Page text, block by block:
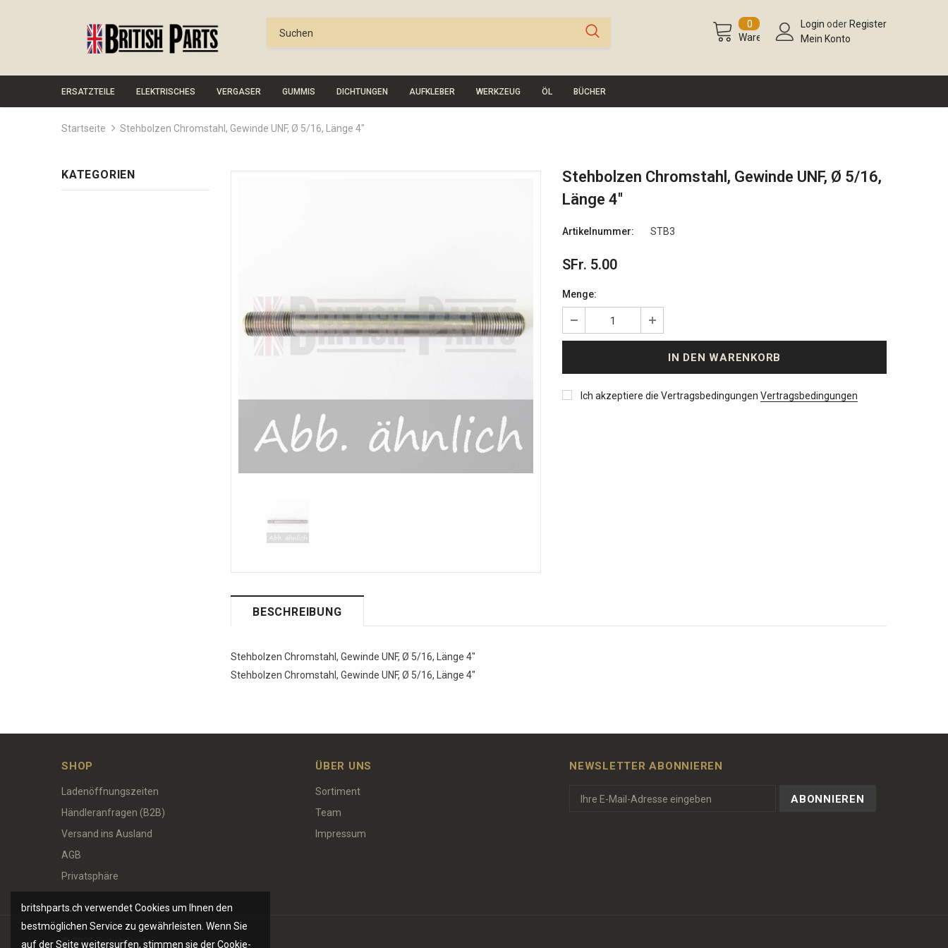
0
Warenkorb
Login oder Register
Mein Konto
ERSATZTEILE ELEKTRISCHES VERGASER GUMMIS DICHTUNGEN AUFKLEBER WERKZEUG ÖL BÜCHER
Startseite Stehbolzen Chromstahl, Gewinde UNF, Ø 5/16, Länge 4"
KATEGORIEN
Stehbolzen Chromstahl, Gewinde UNF, Ø 5/16,
Länge 4"
Artikelnummer: STB3
SFr. 5.00
Menge:
Ich akzeptiere die Vertragsbedingungen Vertragsbedingungen
BESCHREIBUNG
Stehbolzen Chromstahl, Gewinde UNF, Ø 5/16, Länge 4"
Stehbolzen Chromstahl, Gewinde UNF, Ø 5/16, Länge 4"
britshparts.ch verwendet Cookies um Ihnen den
bestmöglichen Service zu gewährleisten. Wenn Sie
auf der Seite weitersurfen, stimmen sie der Cookie-
SHOP
Ladenöffnungszeiten
Händleranfragen (B2B)
Versand ins Ausland
AGB
Privatsphäre
ÜBER UNS
Sortiment
Team
Impressum
NEWSLETTER ABONNIEREN
© 2021 British Parts